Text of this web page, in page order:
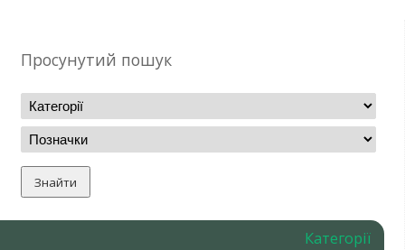
Просунутий пошук
Категорії